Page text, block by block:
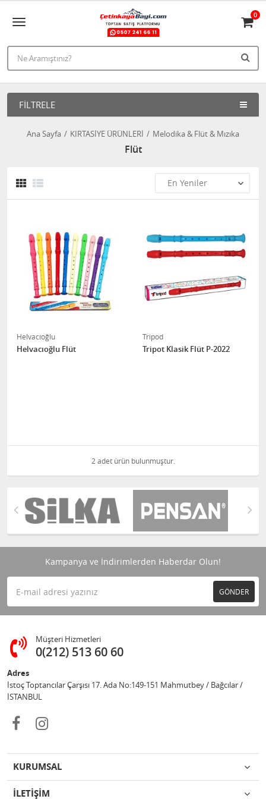
0
FILTRELE
Ana Sayfa KIRTASİYE ÜRÜNLERİ Melodika & Flüt & Mızıka
Flüt
Helvacıoğlu
Helvacıoğlu Flüt
Tripod
Tripot Klasik Flüt P-2022
2 adet ürün bulunmuştur.
Kampanya ve İndirimlerden Haberdar Olun!
GÖNDER
Müşteri Hizmetleri
0(212) 513 60 60
Adres
İstoç Toptancılar Çarşısı 17. Ada No:149-151 Mahmutbey / Bağcılar /
İSTANBUL
KURUMSAL
İLETİŞİM